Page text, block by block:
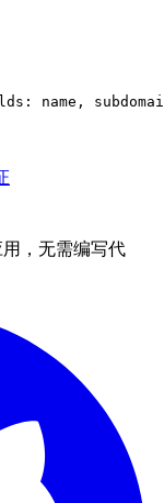
name,
，无需编写代